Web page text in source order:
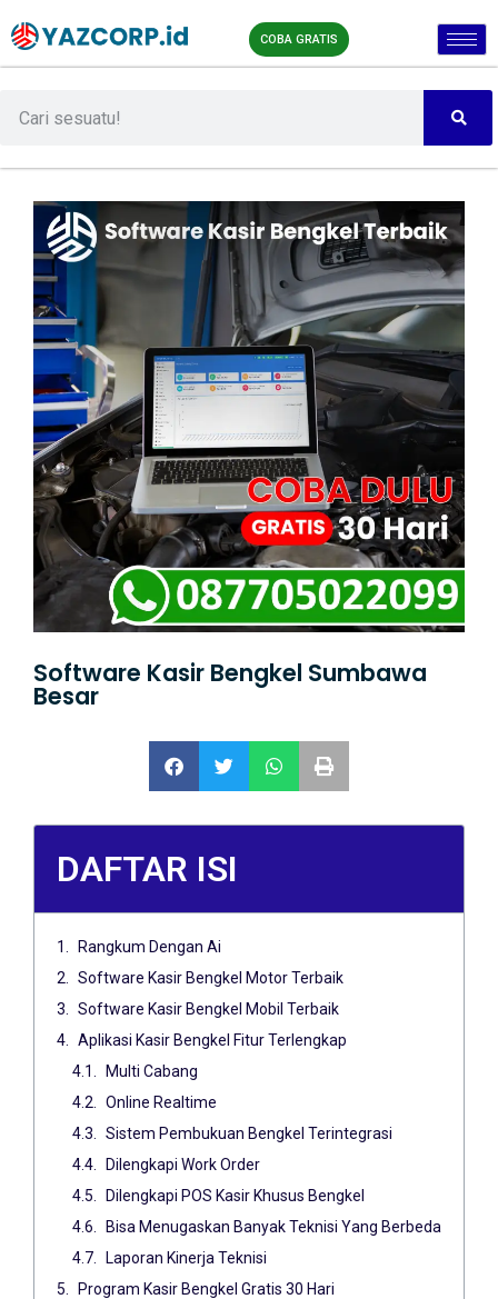
COBA GRATIS
Software Kasir Bengkel Sumbawa
Besar
DAFTAR ISI
Rangkum Dengan Ai
Software Kasir Bengkel Motor Terbaik
Software Kasir Bengkel Mobil Terbaik
Aplikasi Kasir Bengkel Fitur Terlengkap
Multi Cabang
Online Realtime
Sistem Pembukuan Bengkel Terintegrasi
Dilengkapi Work Order
Dilengkapi POS Kasir Khusus Bengkel
Bisa Menugaskan Banyak Teknisi Yang Berbeda
Laporan Kinerja Teknisi
Program Kasir Bengkel Gratis 30 Hari